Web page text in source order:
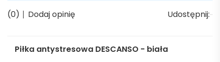
(0) Dodaj opinię Udostępnij:
Piłka antystresowa DESCANSO - biała